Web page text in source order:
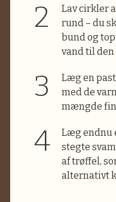
Lav cirkler
rund – du
bund og
vand til den
Læg en
med de
mængde
Læg endnu
stegte
af trøffel,
alternativt